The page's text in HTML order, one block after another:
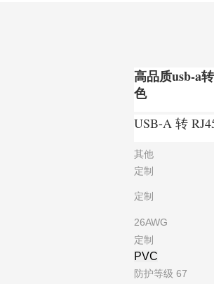
高品质usb-a
色
USB-A 转
其他
定制
定制
26AWG
定制
PVC
防护等级 67